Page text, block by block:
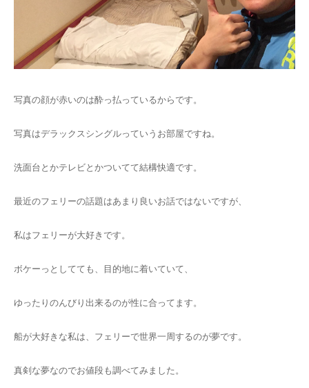
写真の顔が赤いのは酔っ払っているからです。
写真はデラックスシングルっていうお部屋ですね。
洗面台とかテレビとかついてて結構快適です。
最近のフェリーの話題はあまり良いお話ではないですが、
私はフェリーが大好きです。
ボケーっとしてても、目的地に着いていて、
ゆったりのんびり出来るのが性に合ってます。
船が大好きな私は、フェリーで世界一周するのが夢です。
真剣な夢なのでお値段も調べてみました。